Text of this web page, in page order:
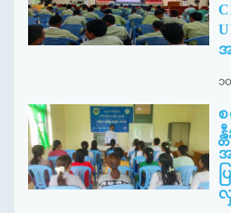
၁
န္
အ